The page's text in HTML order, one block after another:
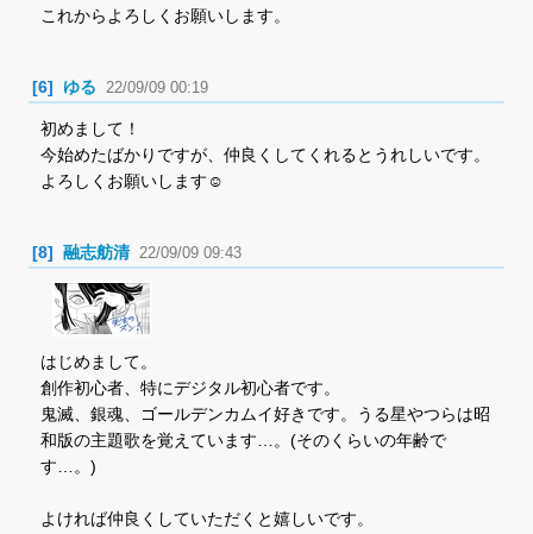
これからよろしくお願いします。
[6] ゆる 22/09/09 00:19
初めまして！
今始めたばかりですが、仲良くしてくれるとうれしいです。
よろしくお願いします☺️
[8] 融志舫清 22/09/09 09:43
はじめまして。
創作初心者、特にデジタル初心者です。
鬼滅、銀魂、ゴールデンカムイ好きです。うる星やつらは昭
和版の主題歌を覚えています…。(そのくらいの年齢で
す…。)
よければ仲良くしていただくと嬉しいです。